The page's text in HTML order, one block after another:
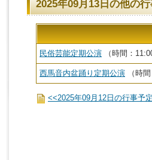
2025年09月13日の他の
民俗芸能定期公演 （時間：
西馬音内盆踊り定期公演 （時
<<2025年09月12日の行事予